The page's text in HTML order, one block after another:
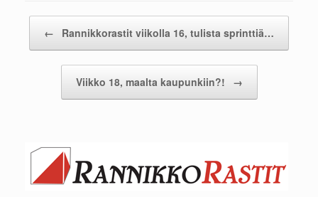
← Rannikkorastit viikolla 16, tulista sprinttiä…
Viikko 18, maalta kaupunkiin?! →